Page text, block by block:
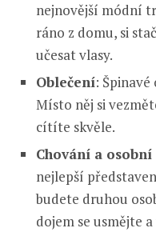
nejnovější módní
ráno z domu, si
učesat vlasy.
Oblečení:
Místo něj si
cítíte skvěle.
Chování a osobní
nejlepší
budete druhou
dojem se usmějte